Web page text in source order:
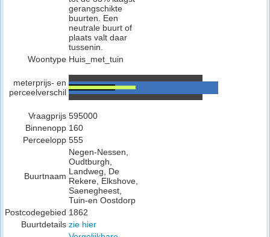
gerangschikte
buurten. Een
neutrale buurt of
plaats valt daar
tussenin.
Woontype Huis_met_tuin
meterprijs- en
perceelverschil
Vraagprijs 595000
Binnenopp 160
Perceelopp 555
Buurtnaam
Negen-Nessen,
Oudtburgh,
Landweg, De
Rekere, Elkshove,
Saenegheest,
Tuin-en Oostdorp
Postcodegebied 1862
Buurtdetails zie hier